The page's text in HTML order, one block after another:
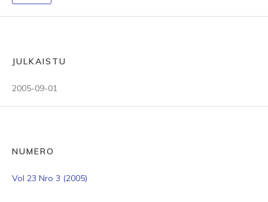
JULKAISTU
2005-09-01
NUMERO
Vol 23 Nro 3 (2005)